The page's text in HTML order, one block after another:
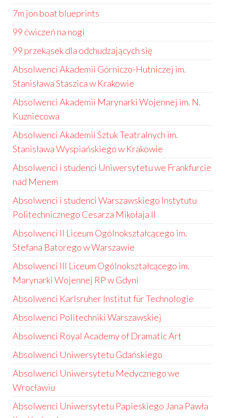
7m jon boat blueprints
99 ćwiczeń na nogi
99 przekąsek dla odchudzających się
Absolwenci Akademii Górniczo-Hutniczej im.
Stanisława Staszica w Krakowie
Absolwenci Akademii Marynarki Wojennej im. N.
Kuzniecowa
Absolwenci Akademii Sztuk Teatralnych im.
Stanisława Wyspiańskiego w Krakowie
Absolwenci i studenci Uniwersytetu we Frankfurcie
nad Menem
Absolwenci i studenci Warszawskiego Instytutu
Politechnicznego Cesarza Mikołaja II
Absolwenci II Liceum Ogólnokształcącego im.
Stefana Batorego w Warszawie
Absolwenci III Liceum Ogólnokształcącego im.
Marynarki Wojennej RP w Gdyni
Absolwenci Karlsruher Institut für Technologie
Absolwenci Politechniki Warszawskiej
Absolwenci Royal Academy of Dramatic Art
Absolwenci Uniwersytetu Gdańskiego
Absolwenci Uniwersytetu Medycznego we
Wrocławiu
Absolwenci Uniwersytetu Papieskiego Jana Pawła